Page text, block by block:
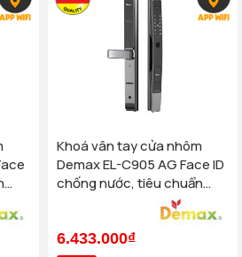
Khoá vân tay cửa nhôm
Demax EL-C905 AG Face ID
chống nước, tiêu chuẩn
6.433.000₫